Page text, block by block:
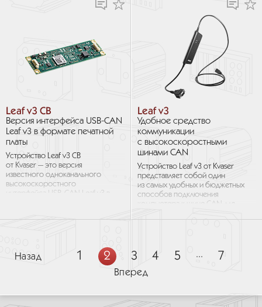
Leaf v3 CB
Версия интерфейса USB-CAN
Leaf v3 в формате печатной
платы
Устройство Leaf v3 CB
от Kvaser — это версия
известного одноканального
высокоскоростного
интерфейса USB-CAN Leaf v3 в
Leaf v3
Удобное средство
коммуникации
с высокоскоростными
шинами CAN
Устройство Leaf v3 от Kvaser
представляет собой один
из самых удобных и бюджетных
способов подключения
компьютера к шине CAN для
Назад 1 2 3 4 5 ... 7
Вперед